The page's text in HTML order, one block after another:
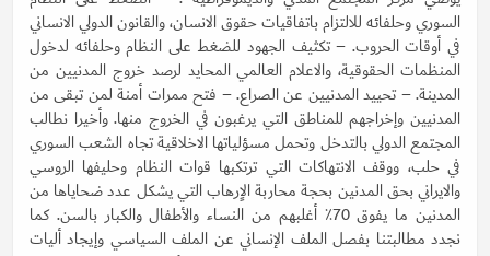
السوري وحلفائه للالتزام باتفاقيات حقوق الانسان، والقانون الدولي الانساني
في أوقات الحروب. – تكثيف الجهود للضغط على النظام وحلفائه لدخول
المنظمات الحقوقية، والاعلام العالمي المحايد لرصد خروج المدنيين من
المدينة. – تحييد المدنيين عن الصراع. – فتح ممرات أمنة لمن تبقى من
المدنيين وإخراجهم للمناطق التي يرغبون في الخروج منها. وأخيرا نطالب
المجتمع الدولي بالتدخل وتحمل مسؤلياتها الاخلاقية تجاه الشعب السوري
في حلب، ووقف الانتهاكات التي ترتكبها قوات النظام وحليفها الروسي
والايراني بحق المدنين بحجة محاربة الاٍرهاب التي يشكل عدد ضحاياها من
المدنين ما يفوق 70٪ أغلبهم من النساء والأطفال والكبار بالسن. كما
نجدد مطالبتنا بفصل الملف الإنساني عن الملف السياسي وإيجاد أليات